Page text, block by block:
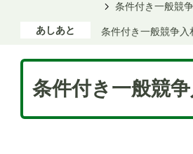
条件付き一般競
あしあと 条件付き一般競争入
条件付き一般競争